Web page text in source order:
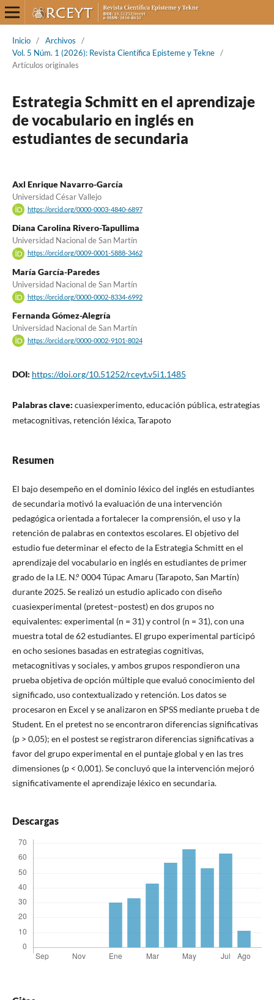
Inicio / Archivos
/
Vol. 5 Núm. 1 (2026): Revista Científica Episteme y Tekne /
Artículos originales
Estrategia Schmitt en el aprendizaje
de vocabulario en inglés en
estudiantes de secundaria
Axl Enrique Navarro-García
Universidad César Vallejo
https://orcid.org/0000-0003-4840-6897
Diana Carolina Rivero-Tapullima
Universidad Nacional de San Martín
https://orcid.org/0009-0001-5888-3462
María García-Paredes
Universidad Nacional de San Martín
https://orcid.org/0000-0002-8334-6992
Fernanda Gómez-Alegría
Universidad Nacional de San Martín
https://orcid.org/0000-0002-9101-8024
DOI: https://doi.org/10.51252/rceyt.v5i1.1485
Palabras clave: cuasiexperimento, educación pública, estrategias
metacognitivas, retención léxica, Tarapoto
Resumen
El bajo desempeño en el dominio léxico del inglés en estudiantes
de secundaria motivó la evaluación de una intervención
pedagógica orientada a fortalecer la comprensión, el uso y la
retención de palabras en contextos escolares. El objetivo del
estudio fue determinar el efecto de la Estrategia Schmitt en el
aprendizaje del vocabulario en inglés en estudiantes de primer
grado de la I.E. N.° 0004 Túpac Amaru (Tarapoto, San Martín)
durante 2025. Se realizó un estudio aplicado con diseño
cuasiexperimental (pretest–postest) en dos grupos no
equivalentes: experimental (n = 31) y control (n = 31), con una
muestra total de 62 estudiantes. El grupo experimental participó
en ocho sesiones basadas en estrategias cognitivas,
metacognitivas y sociales, y ambos grupos respondieron una
prueba objetiva de opción múltiple que evaluó conocimiento del
significado, uso contextualizado y retención. Los datos se
procesaron en Excel y se analizaron en SPSS mediante prueba t de
Student. En el pretest no se encontraron diferencias significativas
(p > 0,05); en el postest se registraron diferencias significativas a
favor del grupo experimental en el puntaje global y en las tres
dimensiones (p < 0,001). Se concluyó que la intervención mejoró
significativamente el aprendizaje léxico en secundaria.
Descargas